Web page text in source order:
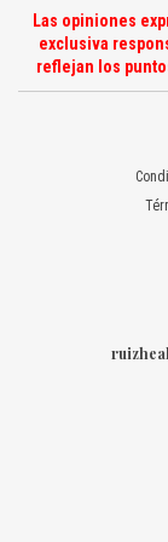
Las opiniones
exclusiva
reflejan los